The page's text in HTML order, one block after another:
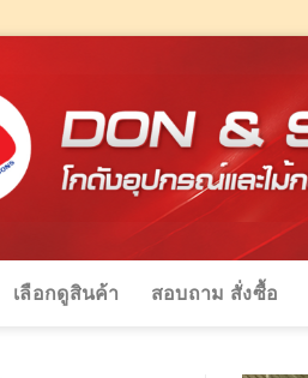
เลือกดูสินค้า สอบถาม สั่งซื้อ